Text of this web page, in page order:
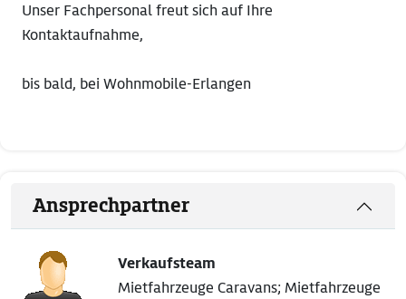
Unser Fachpersonal freut sich auf Ihre
Kontaktaufnahme,
bis bald, bei Wohnmobile-Erlangen
Ansprechpartner
Verkaufsteam
Mietfahrzeuge Caravans; Mietfahrzeuge